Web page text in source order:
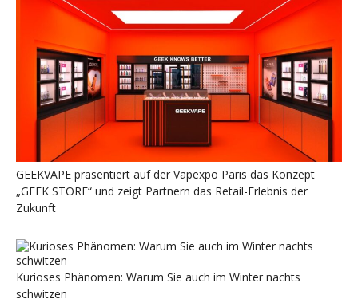
GEEKVAPE präsentiert auf der Vapexpo Paris das Konzept
„GEEK STORE“ und zeigt Partnern das Retail-Erlebnis der
Zukunft
Kurioses Phänomen: Warum Sie auch im Winter nachts
schwitzen